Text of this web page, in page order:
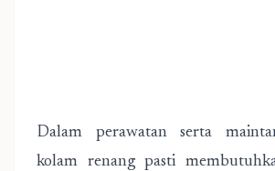
Dalam perawatan serta
kolam renang pasti